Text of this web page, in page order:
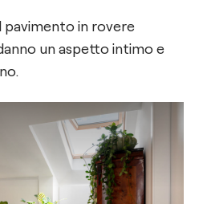
in rovere
un aspetto intimo e